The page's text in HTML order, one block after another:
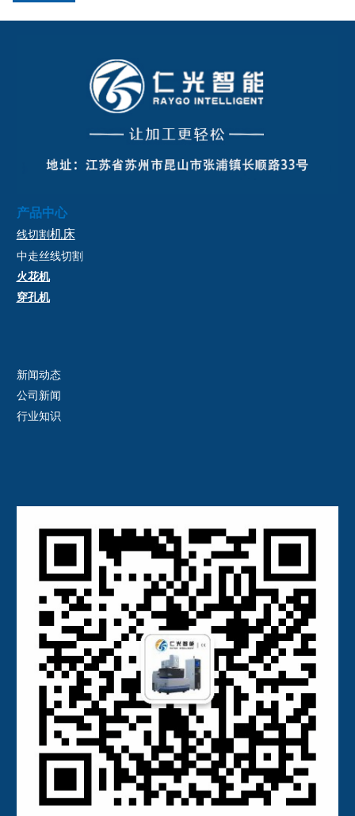
产品中心
线切割机床
中走丝线切割
火花机
穿孔机
新闻动态
公司新闻
行业知识